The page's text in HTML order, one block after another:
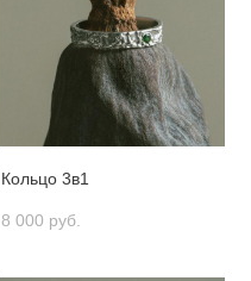
Кольцо 3в1
8 000 pуб.